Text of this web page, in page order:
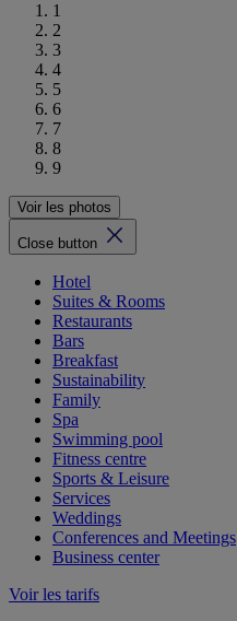
1
2
3
4
5
6
7
8
9
Voir les photos
Close button
Hotel
Suites & Rooms
Restaurants
Bars
Breakfast
Sustainability
Family
Spa
Swimming pool
Fitness centre
Sports & Leisure
Services
Weddings
Conferences and Meetings
Business center
Voir les tarifs